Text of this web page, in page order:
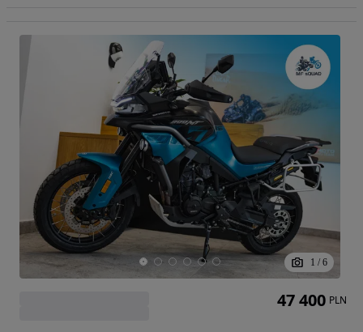
1 / 6
47 400 PLN